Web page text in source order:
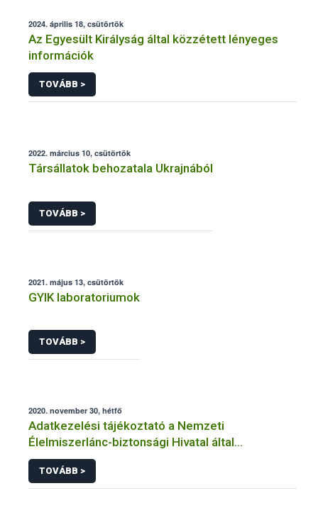
2024. április 18, csütörtök
Az Egyesült Királyság által közzétett lényeges
információk
TOVÁBB >
2022. március 10, csütörtök
Társállatok behozatala Ukrajnából
TOVÁBB >
2021. május 13, csütörtök
GYIK laboratoriumok
TOVÁBB >
2020. november 30, hétfő
Adatkezelési tájékoztató a Nemzeti
Élelmiszerlánc-biztonsági Hivatal által
üzemeltetett élelmiszerlánc-felügyeleti
információs rendszerhez (FELIR) kapcsolódó
adatkezeléséhez
TOVÁBB >